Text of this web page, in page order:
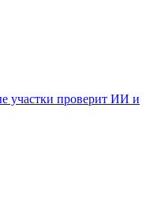
участки проверит ИИ и